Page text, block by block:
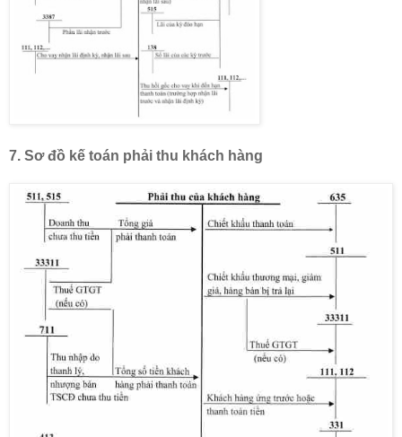
7. Sơ đồ kế toán phải thu khách hàng